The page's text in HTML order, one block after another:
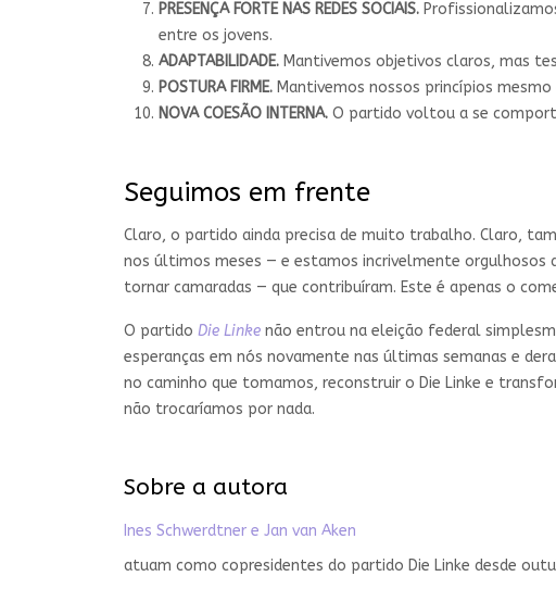
PRESENÇA FORTE NAS REDES SOCIAIS.
entre os jovens.
ADAPTABILIDADE. Mantivemos objetivos claros, mas
POSTURA FIRME. Mantivemos nossos princípios
NOVA COESÃO INTERNA. O partido voltou a se
Seguimos em frente
Claro, o partido ainda precisa de muito trabalho. Claro,
nos últimos meses — e estamos incrivelmente orgulhosos
tornar camaradas — que contribuíram. Este é apenas o
O partido Die Linke não entrou na eleição federal
esperanças em nós novamente nas últimas semanas e
no caminho que tomamos, reconstruir o Die Linke e
não trocaríamos por nada.
Sobre a autora
Ines Schwerdtner e Jan van Aken
atuam como copresidentes do partido Die Linke desde